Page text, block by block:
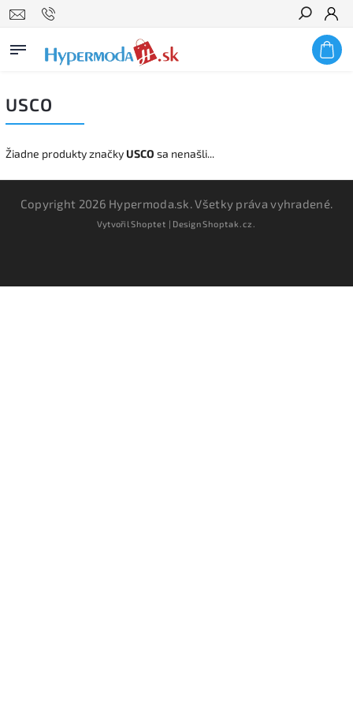
Hľadať
USCO
Žiadne produkty značkyUSCO sa nenašli...
Copyright 2026 Hypermoda.sk. Všetky práva vyhradené.
VytvořilShoptet | DesignShoptak.cz.